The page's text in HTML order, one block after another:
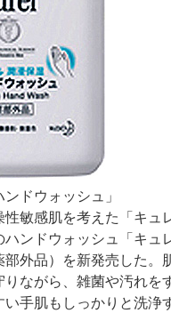
ンドウォッシュ」
敏感肌を考えた「キュ
ハンドウォッシュ「キュ
部外品）を新発売した。
りながら、雑菌や汚れを
手肌もしっかりと洗浄